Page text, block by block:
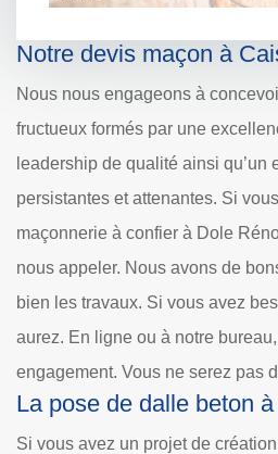
Notre devis maçon à
Nous nous engageons à
fructueux formés par une
leadership de qualité ainsi qu’un
persistantes et attenantes. Si
maçonnerie à confier à Dole
nous appeler. Nous avons de
bien les travaux. Si vous avez
aurez. En ligne ou à notre
engagement. Vous ne serez pas
La pose de dalle beton
Si vous avez un projet de